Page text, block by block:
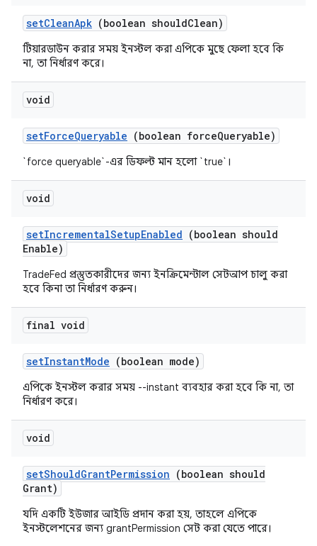
setCleanApk (boolean shouldClean)
টিয়ারডাউন করার সময় ইনস্টল করা এপিকে মুছে ফেলা হবে কি
না, তা নির্ধারণ করে।
void
setForceQueryable (boolean forceQueryable)
`force queryable`-এর ডিফল্ট মান হলো `true`।
void
setIncrementalSetupEnabled (boolean should
Enable)
TradeFed প্রস্তুতকারীদের জন্য ইনক্রিমেন্টাল সেটআপ চালু করা
হবে কিনা তা নির্ধারণ করুন।
final void
setInstantMode (boolean mode)
এপিকে ইনস্টল করার সময় --instant ব্যবহার করা হবে কি না, তা
নির্ধারণ করে।
void
setShouldGrantPermission (boolean should
Grant)
যদি একটি ইউজার আইডি প্রদান করা হয়, তাহলে এপিকে
ইনস্টলেশনের জন্য grantPermission সেট করা যেতে পারে।